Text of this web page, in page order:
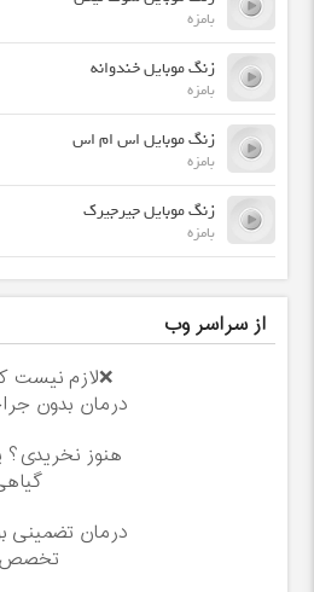
بامزه
زنگ موبایل خندوانه
بامزه
زنگ موبایل اس ام اس
بامزه
زنگ موبایل جیرجیرک
بامزه
از سراسر وب
❌لازم نیست
درمان بدون
هنوز
درمان تضمینی
تخصص